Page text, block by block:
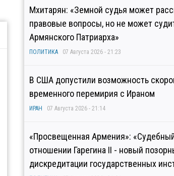
Мхитарян: «Земной судья может
правовые вопросы, но не может
Армянского Патриарха»
ПОЛИТИКА 07 Августа 2026 - 21:23
В США допустили возможность
временного перемирия с Ираном
ИРАН 07 Августа 2026 - 21:14
«Просвещенная Армения»:
отношении Гарегина II - новый
дискредитации государственных